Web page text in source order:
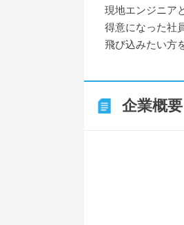
現地エンジニア
得意になった社
飛び込みたい方
企業概要